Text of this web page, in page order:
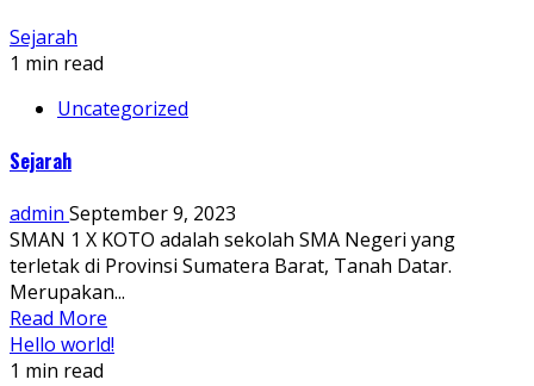
Sejarah
1 min read
Uncategorized
Sejarah
admin September 9, 2023
SMAN 1 X KOTO adalah sekolah SMA Negeri yang
terletak di Provinsi Sumatera Barat, Tanah Datar.
Merupakan...
Read More
Hello world!
1 min read